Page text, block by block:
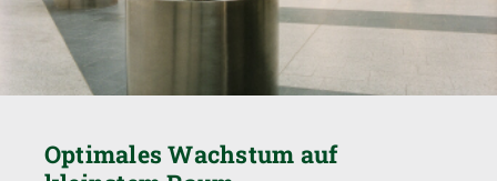
Optimales Wachstum auf